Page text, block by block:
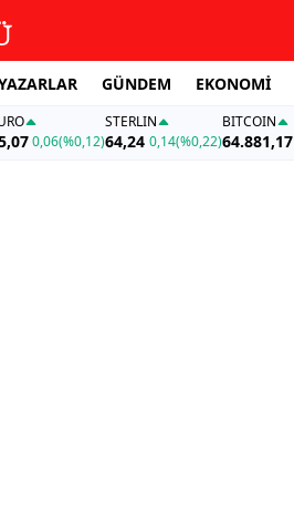
GÜNDEM EKONOMİ
0,06(%0,12)
STERLIN
64,24 0,14(%0,22)
BITCOIN
64.881,17